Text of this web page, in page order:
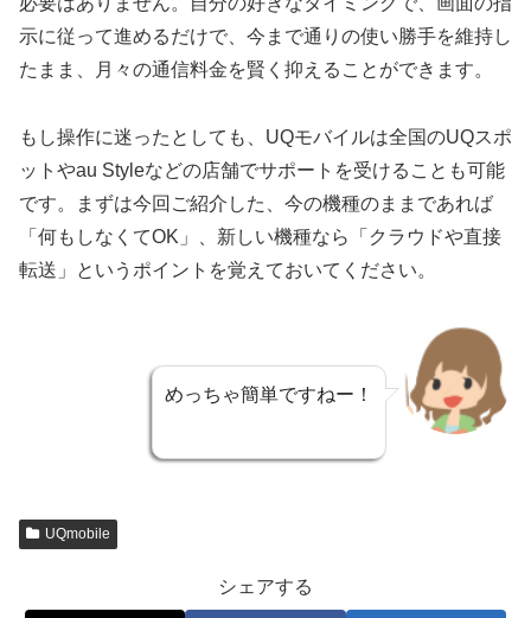
示に従って進めるだけで、今まで通りの使い勝手を維持し
たまま、月々の通信料金を賢く抑えることができます。
もし操作に迷ったとしても、UQモバイルは全国のUQスポ
ットやau Styleなどの店舗でサポートを受けることも可能
です。まずは今回ご紹介した、今の機種のままであれば
「何もしなくてOK」、新しい機種なら「クラウドや直接
転送」というポイントを覚えておいてください。
めっちゃ簡単ですねー！
UQmobile
シェアする